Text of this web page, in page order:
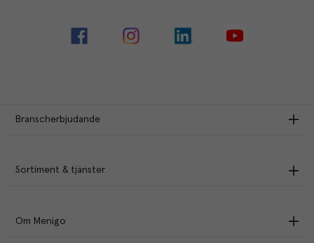
Branscherbjudande
Sortiment & tjänster
Om Menigo